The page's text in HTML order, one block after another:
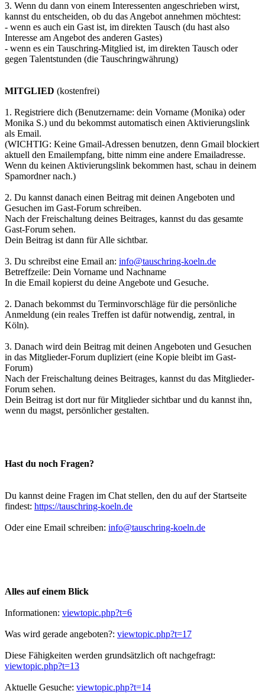
3. Wenn du dann von einem Interessenten angeschrieben wirst,
kannst du entscheiden, ob du das Angebot annehmen möchtest:
- wenn es auch ein Gast ist, im direkten Tausch (du hast also
Interesse am Angebot des anderen Gastes)
- wenn es ein Tauschring-Mitglied ist, im direkten Tausch oder
gegen Talentstunden (die Tauschringwährung)
MITGLIED (kostenfrei)
1. Registriere dich (Benutzername: dein Vorname (Monika) oder
Monika S.) und du bekommst automatisch einen Aktivierungslink
als Email.
(WICHTIG: Keine Gmail-Adressen benutzen, denn Gmail blockiert
aktuell den Emailempfang, bitte nimm eine andere Emailadresse.
Wenn du keinen Aktivierungslink bekommen hast, schau in deinem
Spamordner nach.)
2. Du kannst danach einen Beitrag mit deinen Angeboten und
Gesuchen im Gast-Forum schreiben.
Nach der Freischaltung deines Beitrages, kannst du das gesamte
Gast-Forum sehen.
Dein Beitrag ist dann für Alle sichtbar.
3. Du schreibst eine Email an: info@tauschring-koeln.de
Betreffzeile: Dein Vorname und Nachname
In die Email kopierst du deine Angebote und Gesuche.
2. Danach bekommst du Terminvorschläge für die persönliche
Anmeldung (ein reales Treffen ist dafür notwendig, zentral, in
Köln).
3. Danach wird dein Beitrag mit deinen Angeboten und Gesuchen
in das Mitglieder-Forum dupliziert (eine Kopie bleibt im Gast-
Forum)
Nach der Freischaltung deines Beitrages, kannst du das Mitglieder-
Forum sehen.
Dein Beitrag ist dort nur für Mitglieder sichtbar und du kannst ihn,
wenn du magst, persönlicher gestalten.
Hast du noch Fragen?
Du kannst deine Fragen im Chat stellen, den du auf der Startseite
findest: https://tauschring-koeln.de
Oder eine Email schreiben: info@tauschring-koeln.de
Alles auf einem Blick
Informationen: viewtopic.php?t=6
Was wird gerade angeboten?: viewtopic.php?t=17
Diese Fähigkeiten werden grundsätzlich oft nachgefragt:
viewtopic.php?t=13
Aktuelle Gesuche: viewtopic.php?t=14